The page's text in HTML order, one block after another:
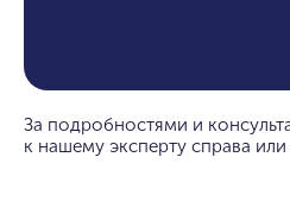
За подробностями и
к нашему эксперту справа или